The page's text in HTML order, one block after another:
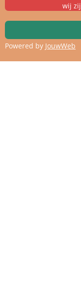
wij
Powered by JouwWeb